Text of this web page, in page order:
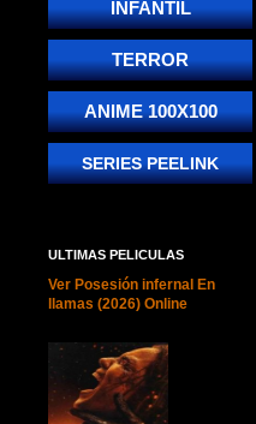
INFANTIL
TERROR
ANIME 100X100
SERIES PEELINK
ULTIMAS PELICULAS
Ver Posesión infernal En
llamas (2026) Online